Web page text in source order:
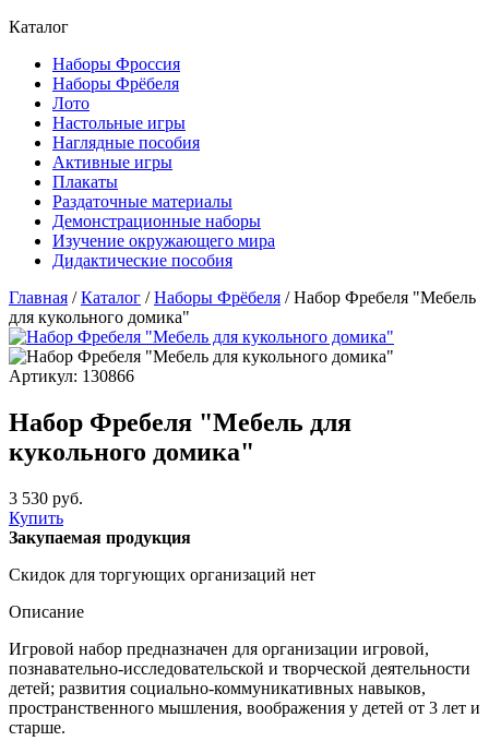
Каталог
Наборы Фроссия
Наборы Фрёбеля
Лото
Настольные игры
Наглядные пособия
Активные игры
Плакаты
Раздаточные материалы
Демонстрационные наборы
Изучение окружающего мира
Дидактические пособия
Главная /Каталог /Наборы Фрёбеля /Набор Фребеля "Мебель
для кукольного домика"
Артикул: 130866
Набор Фребеля "Мебель для
кукольного домика"
3 530 руб.
Купить
Закупаемая продукция
Скидок для торгующих организаций нет
Описание
Игровой набор предназначен для организации игровой,
познавательно-исследовательской и творческой деятельности
детей; развития социально-коммуникативных навыков,
пространственного мышления, воображения у детей от 3 лет и
старше.